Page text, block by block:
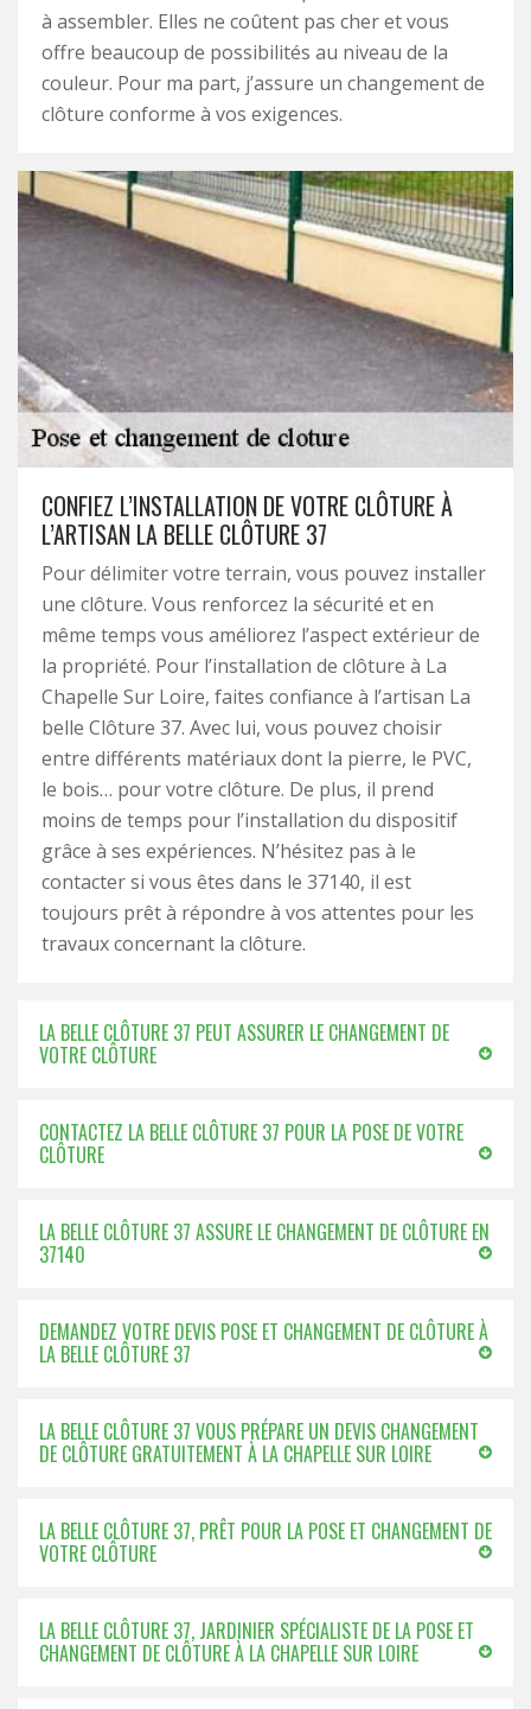
à assembler. Elles ne coûtent pas cher et vous
offre beaucoup de possibilités au niveau de la
couleur. Pour ma part, j’assure un changement de
clôture conforme à vos exigences.
CONFIEZ L’INSTALLATION DE VOTRE CLÔTURE À
L’ARTISAN LA BELLE CLÔTURE 37
Pour délimiter votre terrain, vous pouvez installer
une clôture. Vous renforcez la sécurité et en
même temps vous améliorez l’aspect extérieur de
la propriété. Pour l’installation de clôture à La
Chapelle Sur Loire, faites confiance à l’artisan La
belle Clôture 37. Avec lui, vous pouvez choisir
entre différents matériaux dont la pierre, le PVC,
le bois… pour votre clôture. De plus, il prend
moins de temps pour l’installation du dispositif
grâce à ses expériences. N’hésitez pas à le
contacter si vous êtes dans le 37140, il est
toujours prêt à répondre à vos attentes pour les
travaux concernant la clôture.
LA BELLE CLÔTURE 37 PEUT ASSURER LE CHANGEMENT DE
VOTRE CLÔTURE
CONTACTEZ LA BELLE CLÔTURE 37 POUR LA POSE DE VOTRE
CLÔTURE
LA BELLE CLÔTURE 37 ASSURE LE CHANGEMENT DE CLÔTURE EN
37140
DEMANDEZ VOTRE DEVIS POSE ET CHANGEMENT DE CLÔTURE À
LA BELLE CLÔTURE 37
LA BELLE CLÔTURE 37 VOUS PRÉPARE UN DEVIS CHANGEMENT
DE CLÔTURE GRATUITEMENT À LA CHAPELLE SUR LOIRE
LA BELLE CLÔTURE 37, PRÊT POUR LA POSE ET CHANGEMENT DE
VOTRE CLÔTURE
LA BELLE CLÔTURE 37, JARDINIER SPÉCIALISTE DE LA POSE ET
CHANGEMENT DE CLÔTURE À LA CHAPELLE SUR LOIRE